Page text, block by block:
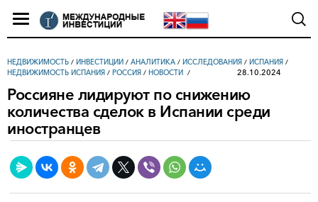
НЕДВИЖИМОСТЬ / ИНВЕСТИЦИИ / АНАЛИТИКА / ИССЛЕДОВАНИЯ / ИСПАНИЯ /
НЕДВИЖИМОСТЬ ИСПАНИЯ / РОССИЯ / НОВОСТИ 28.10.2024
Россияне лидируют по снижению
количества сделок в Испании среди
иностранцев